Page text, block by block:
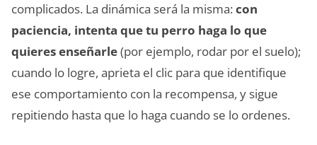
complicados. La dinámica será la misma:con
paciencia, intenta que tu perro haga lo que
quieres enseñarle(por ejemplo, rodar por el suelo);
cuando lo logre, aprieta el clic para que identifique
ese comportamiento con la recompensa, y sigue
repitiendo hasta que lo haga cuando se lo ordenes.